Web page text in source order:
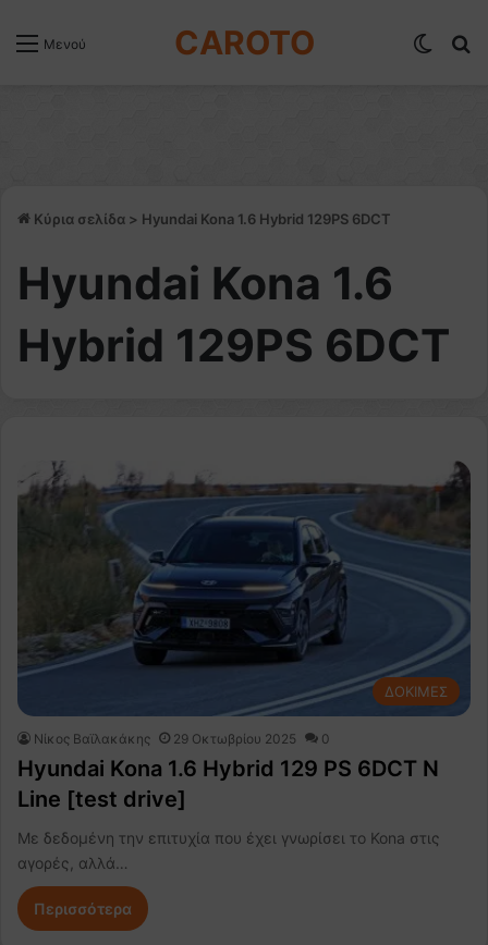
Μενού CAROTO
Κύρια σελίδα > Hyundai Kona 1.6 Hybrid 129PS 6DCT
Hyundai Kona 1.6
Hybrid 129PS 6DCT
ΔΟΚΙΜΕΣ
Νίκος Βαϊλακάκης 29 Οκτωβρίου 2025 0
Hyundai Kona 1.6 Hybrid 129 PS 6DCT N
Line [test drive]
Με δεδομένη την επιτυχία που έχει γνωρίσει το Kona στις
αγορές, αλλά…
Περισσότερα